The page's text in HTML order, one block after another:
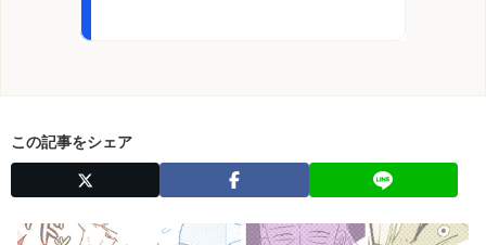
この記事をシェア